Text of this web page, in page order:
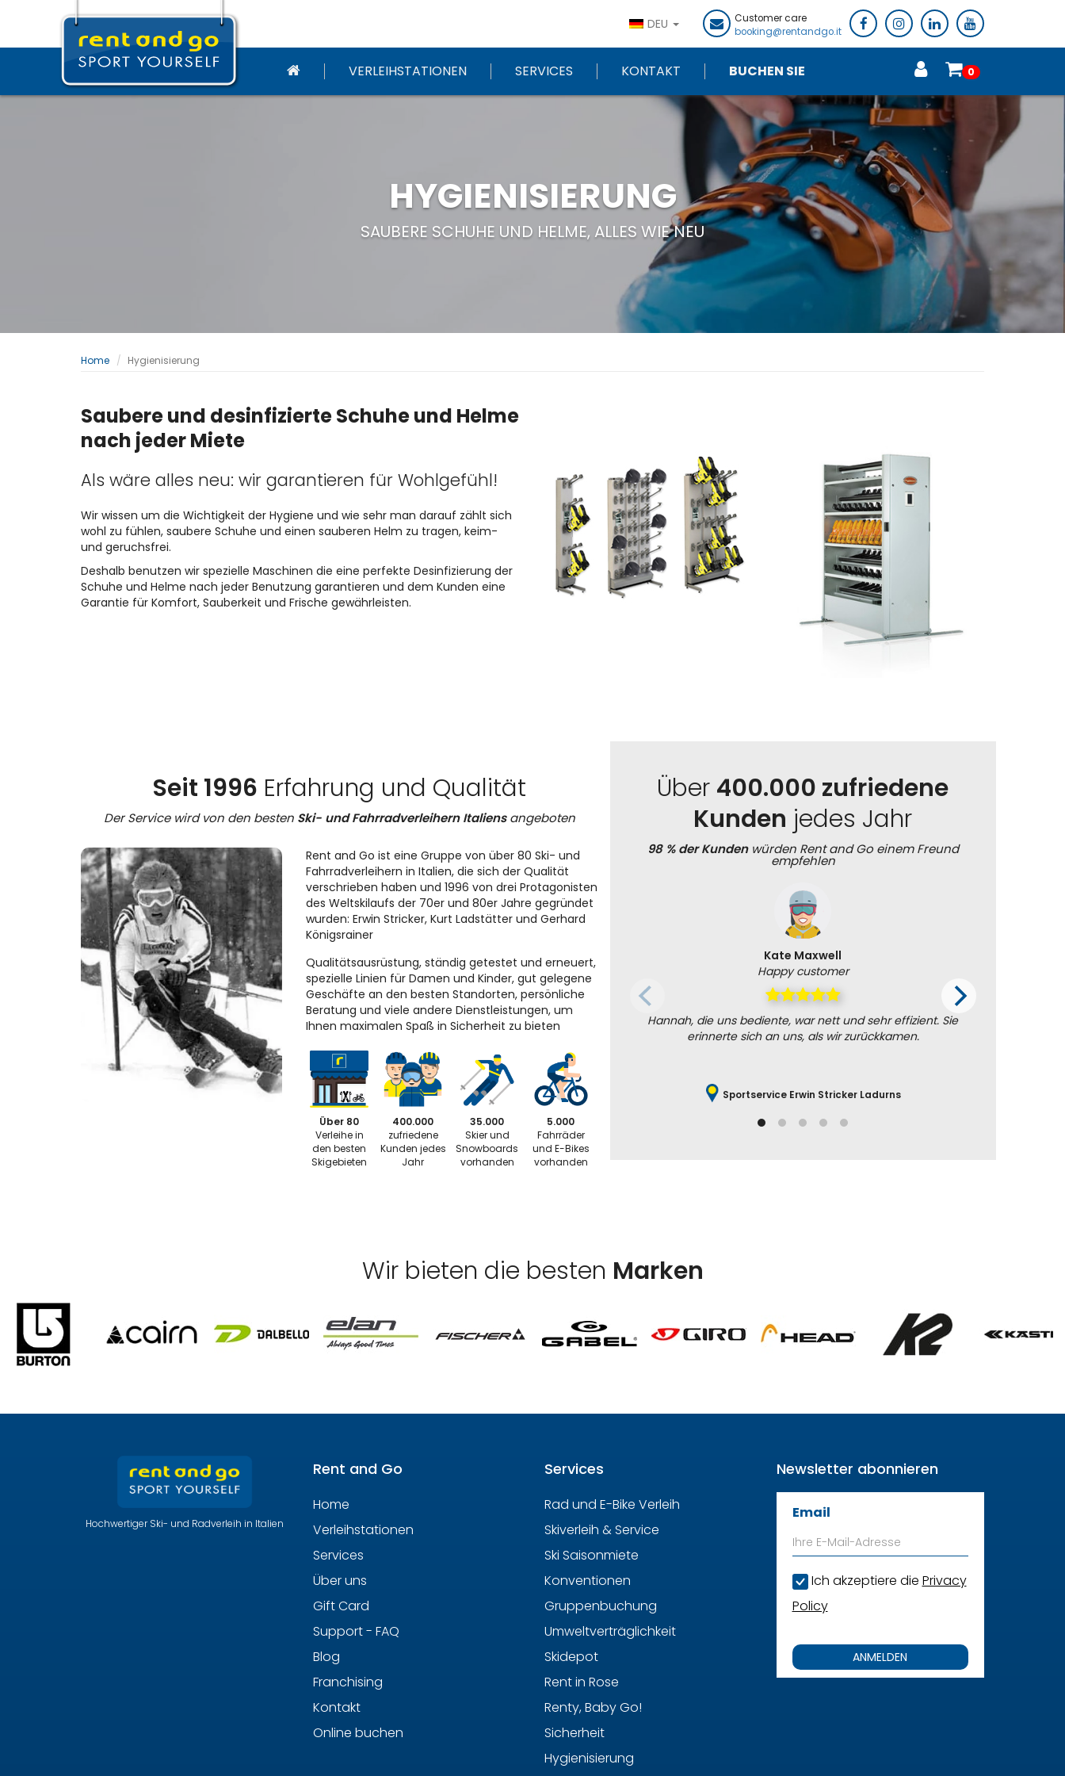
DEU
Customer care
booking@rentandgo.it
VERLEIHSTATIONEN SERVICES KONTAKT BUCHEN SIE 0
HYGIENISIERUNG
SAUBERE SCHUHE UND HELME, ALLES WIE NEU
Home Hygienisierung
Saubere und desinfizierte Schuhe und Helme
nach jeder Miete
Als wäre alles neu: wir garantieren für Wohlgefühl!
Wir wissen um die Wichtigkeit der Hygiene und wie sehr man darauf zählt sich
wohl zu fühlen, saubere Schuhe und einen sauberen Helm zu tragen, keim-
und geruchsfrei.
Deshalb benutzen wir spezielle Maschinen die eine perfekte Desinfizierung der
Schuhe und Helme nach jeder Benutzung garantieren und dem Kunden eine
Garantie für Komfort, Sauberkeit und Frische gewährleisten.
Über 400.000 zufriedene
Kunden jedes Jahr
98 % der Kundenwürden Rent and Go einem Freund
empfehlen
Kate Maxwell
Happy customer
Hannah, die uns bediente, war nett und sehr effizient. Sie
erinnerte sich an uns, als wir zurückkamen.
Sportservice Erwin Stricker Ladurns
Seit 1996 Erfahrung und Qualität
Der Service wird von den besten Ski- und Fahrradverleihern Italiensangeboten
Rent and Go ist eine Gruppe von über 80 Ski- und
Fahrradverleihern in Italien, die sich der Qualität
verschrieben haben und 1996 von drei Protagonisten
des Weltskilaufs der 70er und 80er Jahre gegründet
wurden: Erwin Stricker, Kurt Ladstätter und Gerhard
Königsrainer
Qualitätsausrüstung, ständig getestet und erneuert,
spezielle Linien für Damen und Kinder, gut gelegene
Geschäfte an den besten Standorten, persönliche
Beratung und viele andere Dienstleistungen, um
Ihnen maximalen Spaß in Sicherheit zu bieten
Über 80
Verleihe in
den besten
Skigebieten
400.000
zufriedene
Kunden jedes
Jahr
35.000
Skier und
Snowboards
vorhanden
5.000
Fahrräder
und E-Bikes
vorhanden
Wir bieten die besten Marken
Hochwertiger Ski- und Radverleih in Italien
Rent and Go
Home
Verleihstationen
Services
Über uns
Gift Card
Support - FAQ
Blog
Franchising
Kontakt
Online buchen
Services
Rad und E-Bike Verleih
Skiverleih & Service
Ski Saisonmiete
Konventionen
Gruppenbuchung
Umweltverträglichkeit
Skidepot
Rent in Rose
Renty, Baby Go!
Sicherheit
Hygienisierung
Newsletter abonnieren
Email
Ich akzeptiere die Privacy
Policy
ANMELDEN